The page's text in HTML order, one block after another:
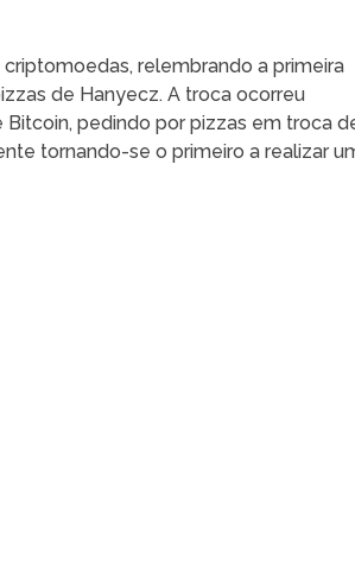
relembrando a primeira
de Hanyecz. A troca ocorreu
pedindo por pizzas em troca
tornando-se o primeiro a realizar